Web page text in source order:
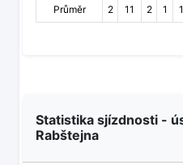
Průměr 2 11 2 1 1
Statistika sjízdnosti -
Rabštejna